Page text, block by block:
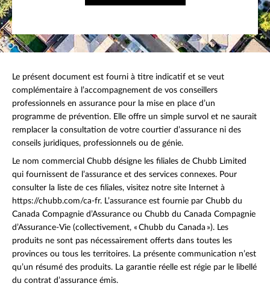
Le présent document est fourni à titre indicatif et se veut
complémentaire à l’accompagnement de vos conseillers
professionnels en assurance pour la mise en place d’un
programme de prévention. Elle offre un simple survol et ne saurait
remplacer la consultation de votre courtier d’assurance ni des
conseils juridiques, professionnels ou de génie.
Le nom commercial Chubb désigne les filiales de Chubb Limited
qui fournissent de l’assurance et des services connexes. Pour
consulter la liste de ces filiales, visitez notre site Internet à
https://chubb.com/ca-fr. L’assurance est fournie par Chubb du
Canada Compagnie d’Assurance ou Chubb du Canada Compagnie
d’Assurance-Vie (collectivement, « Chubb du Canada »). Les
produits ne sont pas nécessairement offerts dans toutes les
provinces ou tous les territoires. La présente communication n’est
qu’un résumé des produits. La garantie réelle est régie par le libellé
du contrat d’assurance émis.